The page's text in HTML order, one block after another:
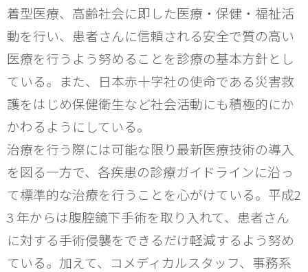
着型医療、高齢社会に即した医療・保健・福祉活
動を行い、患者さんに信頼される安全で質の高い
医療を行うよう努めることを診療の基本方針とし
ている。また、日本赤十字社の使命である災害救
護をはじめ保健衛生など社会活動にも積極的にか
かわるようにしている。
治療を行う際には可能な限り最新医療技術の導入
を図る一方で、各疾患の診療ガイドラインに沿っ
て標準的な治療を行うことを心がけている。平成2
3 年からは腹腔鏡下手術を取り入れて、患者さん
に対する手術侵襲をできるだけ軽減するよう努め
ている。加えて、コメディカルスタッフ、事務系